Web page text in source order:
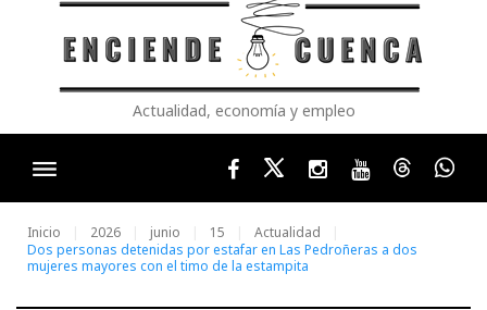
Actualidad, economía y empleo
FacebookTwitterInstagram
YoutubeThreads
Inicio 2026 junio 15
Actualidad
Dos personas detenidas por estafar en Las Pedroñeras a dos
mujeres mayores con el timo de la estampita